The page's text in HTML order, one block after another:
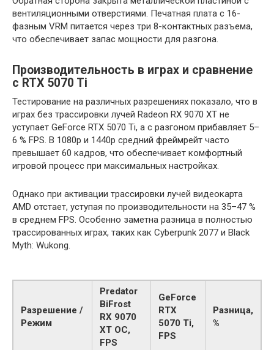
вентиляционными отверстиями. Печатная плата с 16-
фазным VRM питается через три 8-контактных разъема,
что обеспечивает запас мощности для разгона.
Производительность в играх и сравнение
с RTX 5070 Ti
Тестирование на различных разрешениях показало, что в
играх без трассировки лучей Radeon RX 9070 XT не
уступает GeForce RTX 5070 Ti, а с разгоном прибавляет 5–
6 % FPS. В 1080p и 1440p средний фреймрейт часто
превышает 60 кадров, что обеспечивает комфортный
игровой процесс при максимальных настройках.
Однако при активации трассировки лучей видеокарта
AMD отстает, уступая по производительности на 35–47 %
в среднем FPS. Особенно заметна разница в полностью
трассированных играх, таких как Cyberpunk 2077 и Black
Myth: Wukong.
Разрешение /
Режим
Predator
BiFrost
RX 9070
XT OC,
FPS
GeForce
RTX
5070 Ti,
FPS
Разница,
%